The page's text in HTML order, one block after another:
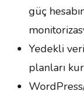
güç
Yedekli
planları